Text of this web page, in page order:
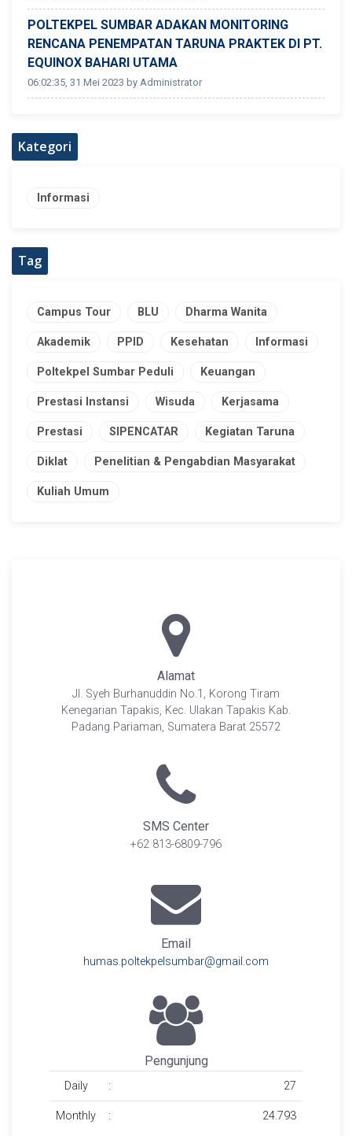
POLTEKPEL SUMBAR ADAKAN MONITORING
RENCANA PENEMPATAN TARUNA PRAKTEK DI PT.
EQUINOX BAHARI UTAMA
06:02:35, 31 Mei 2023 by Administrator
Kategori
Informasi
Tag
Campus Tour BLU Dharma Wanita
Akademik PPID Kesehatan Informasi
Poltekpel Sumbar Peduli Keuangan
Prestasi Instansi Wisuda Kerjasama
Prestasi SIPENCATAR Kegiatan Taruna
Diklat Penelitian & Pengabdian Masyarakat
Kuliah Umum
Alamat
Jl. Syeh Burhanuddin No.1, Korong Tiram
Kenegarian Tapakis, Kec. Ulakan Tapakis Kab.
Padang Pariaman, Sumatera Barat 25572
SMS Center
+62 813-6809-796
Email
humas.poltekpelsumbar@gmail.com
Pengunjung
Daily : 27
Monthly : 24.793